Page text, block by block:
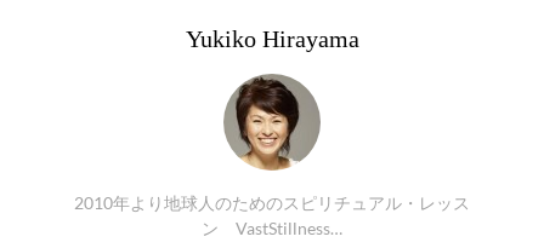
Yukiko Hirayama
2010年より地球人のためのスピリチュアル・レッス
ン VastStillness…